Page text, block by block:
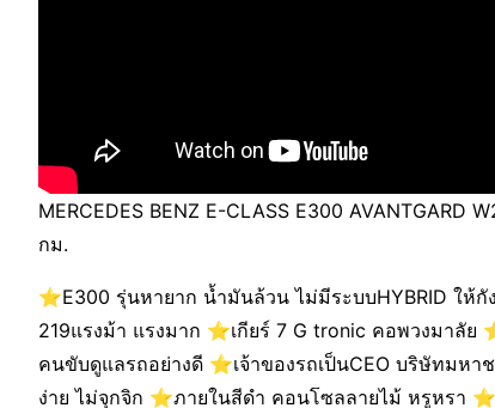
MERCEDES BENZ E-CLASS E300
กม.
⭐️E300 รุ่นหายาก น้ำมันล้วน ไม่มีระบบHYBRID ให้
219แรงม้า แรงมาก ⭐️เกียร์ 7 G tronic คอพวงมาลั
คนขับดูแลรถอย่างดี ⭐️เจ้าของรถเป็นCEO บริษัทมห
ง่าย ไม่จุกจิก ⭐️ภายในสีดำ คอนโซลลายไม้ หรูหรา